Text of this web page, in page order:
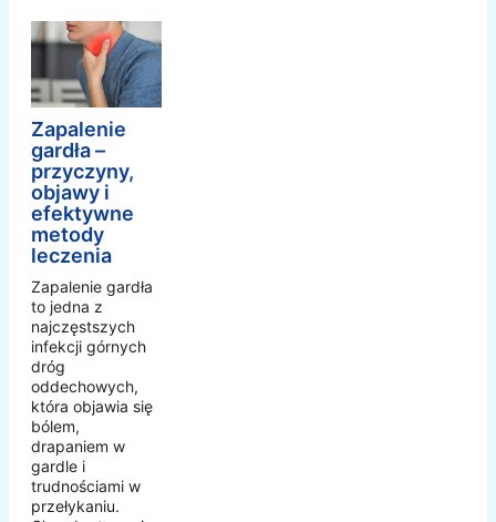
Zapalenie
gardła –
przyczyny,
objawy i
efektywne
metody
leczenia
Zapalenie gardła
to jedna z
najczęstszych
infekcji górnych
dróg
oddechowych,
która objawia się
bólem,
drapaniem w
gardle i
trudnościami w
przełykaniu.